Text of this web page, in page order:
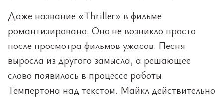
Даже название «Thriller» в фильме
романтизировано. Оно не возникло просто
после просмотра фильмов ужасов. Песня
выросла из другого замысла, а решающее
слово появилось в процессе работы
Темпертона над текстом. Майкл действительно